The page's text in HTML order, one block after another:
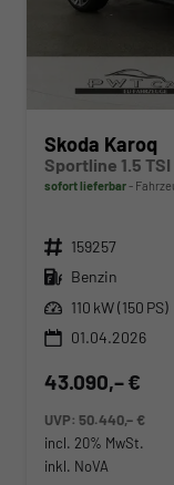
Skoda Karoq
sofort lieferbar
Fahrzeugnr. 159257
Kraftstoff Benzin
Leistung 110 kW (150 PS)
01.04.2026
43.090,– €
UVP: 50.440,– €
incl. 20% MwSt.
inkl. NoVA